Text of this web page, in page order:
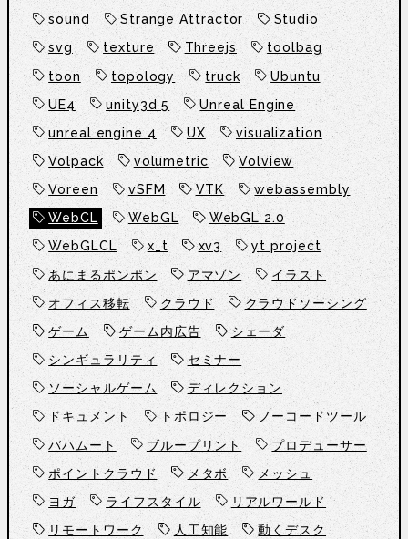
sound
Strange Attractor
Studio
svg
texture Threejs
toolbag
toon
topology truck
Ubuntu
UE4
unity3d 5
Unreal Engine
unreal engine 4
UX
visualization
Volpack
volumetric
Volview
Voreen
vSFM VTK
webassembly
WebCL
WebGL
WebGL 2.0
WebGLCL
x_t xv3
yt project
あにまるポンポン
アマゾン
イラスト
オフィス移転
クラウド
クラウドソーシング
ゲーム
ゲーム内広告
シェーダ
シンギュラリティ
セミナー
ソーシャルゲーム
ディレクション
ドキュメント
トポロジー
ノーコードツール
バハムート
ブループリント
プロデューサー
ポイントクラウド
メタボ
メッシュ
ヨガ
ライフスタイル
リアルワールド
リモートワーク
人工知能
動くデスク